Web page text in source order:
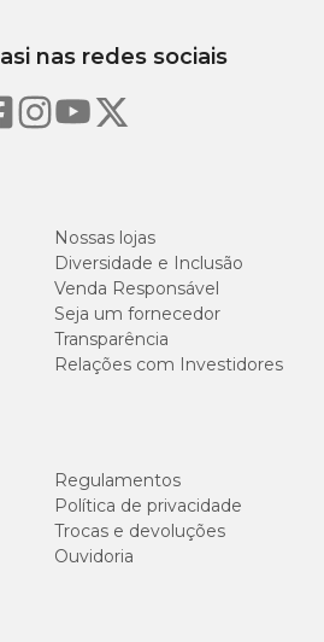
Nossas lojas
Diversidade e Inclusão
Venda Responsável
Seja um fornecedor
Transparência
Relações com Investidores
Regulamentos
Política de privacidade
Trocas e devoluções
Ouvidoria
nas redes sociais